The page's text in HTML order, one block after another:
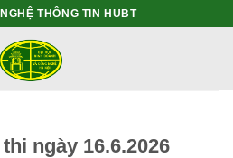
THÔNG TIN HUBT
ngày 16.6.2026